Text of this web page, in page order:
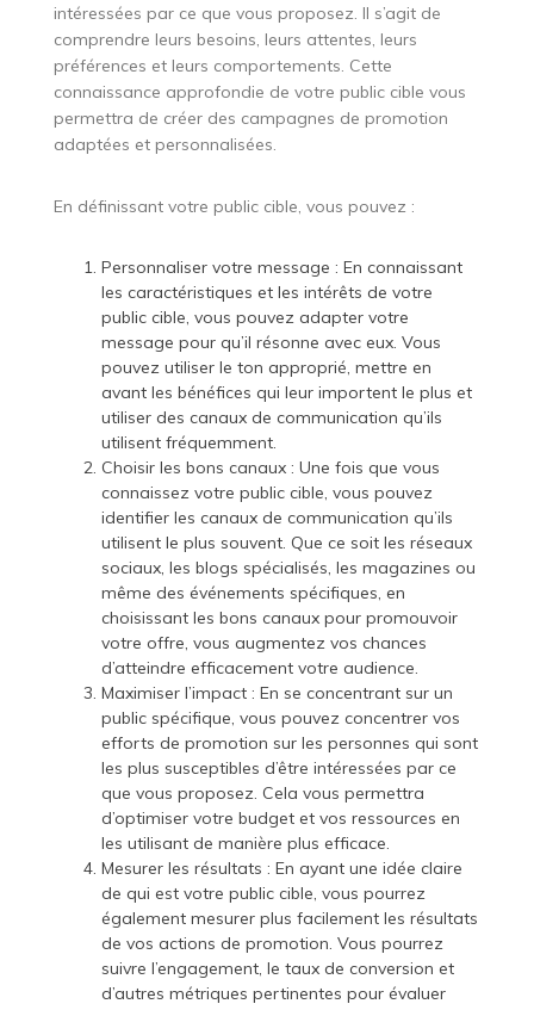
intéressées par ce que vous proposez. Il s’agit de
comprendre leurs besoins, leurs attentes, leurs
préférences et leurs comportements. Cette
connaissance approfondie de votre public cible vous
permettra de créer des campagnes de promotion
adaptées et personnalisées.
En définissant votre public cible, vous pouvez :
Personnaliser votre message : En connaissant
les caractéristiques et les intérêts de votre
public cible, vous pouvez adapter votre
message pour qu’il résonne avec eux. Vous
pouvez utiliser le ton approprié, mettre en
avant les bénéfices qui leur importent le plus et
utiliser des canaux de communication qu’ils
utilisent fréquemment.
Choisir les bons canaux : Une fois que vous
connaissez votre public cible, vous pouvez
identifier les canaux de communication qu’ils
utilisent le plus souvent. Que ce soit les réseaux
sociaux, les blogs spécialisés, les magazines ou
même des événements spécifiques, en
choisissant les bons canaux pour promouvoir
votre offre, vous augmentez vos chances
d’atteindre efficacement votre audience.
Maximiser l’impact : En se concentrant sur un
public spécifique, vous pouvez concentrer vos
efforts de promotion sur les personnes qui sont
les plus susceptibles d’être intéressées par ce
que vous proposez. Cela vous permettra
d’optimiser votre budget et vos ressources en
les utilisant de manière plus efficace.
Mesurer les résultats : En ayant une idée claire
de qui est votre public cible, vous pourrez
également mesurer plus facilement les résultats
de vos actions de promotion. Vous pourrez
suivre l’engagement, le taux de conversion et
d’autres métriques pertinentes pour évaluer